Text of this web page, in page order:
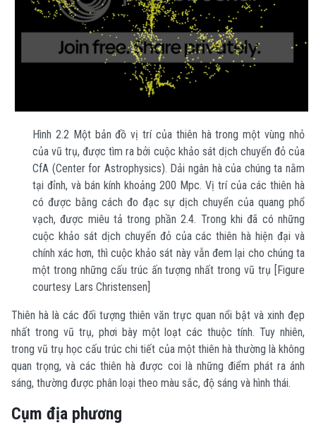
Hình 2.2 Một bản đồ vị trí của thiên hà trong một vùng nhỏ
của vũ trụ, được tìm ra bởi cuộc khảo sát dịch chuyển đỏ của
CfA (Center for Astrophysics). Dải ngân hà của chúng ta nằm
tại đỉnh, và bán kính khoảng 200 Mpc. Vị trí của các thiên hà
có được bằng cách đo đạc sự dịch chuyển của quang phổ
vạch, được miêu tả trong phần 2.4. Trong khi đã có những
cuộc khảo sát dịch chuyển đỏ của các thiên hà hiện đại và
chính xác hơn, thì cuộc khảo sát này vẫn đem lại cho chúng ta
một trong những cấu trúc ấn tượng nhất trong vũ trụ [Figure
courtesy Lars Christensen]
Thiên hà là các đối tượng thiên văn trực quan nổi bật và xinh đẹp
nhất trong vũ trụ, phơi bày một loạt các thuộc tính. Tuy nhiên,
trong vũ trụ học cấu trúc chi tiết của một thiên hà thường là không
quan trọng, và các thiên hà được coi là những điểm phát ra ánh
sáng, thường được phân loại theo màu sắc, độ sáng và hình thái.
Cụm địa phương